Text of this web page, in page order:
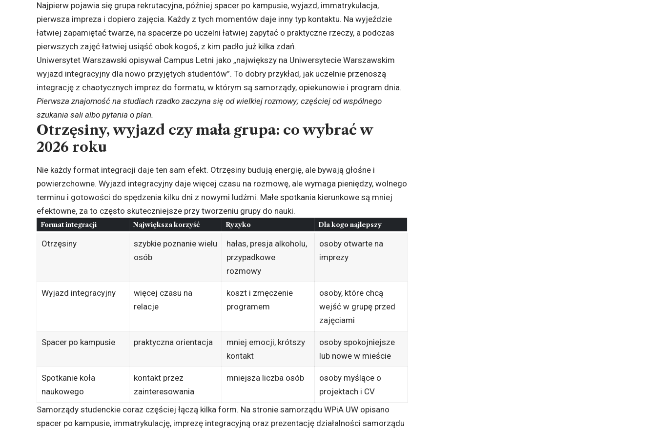
Najpierw pojawia się grupa rekrutacyjna, później spacer po kampusie, wyjazd, immatrykulacja,
pierwsza impreza i dopiero zajęcia. Każdy z tych momentów daje inny typ kontaktu. Na wyjeździe
łatwiej zapamiętać twarze, na spacerze po uczelni łatwiej zapytać o praktyczne rzeczy, a podczas
pierwszych zajęć łatwiej usiąść obok kogoś, z kim padło już kilka zdań.
Uniwersytet Warszawski opisywał Campus Letni jako „największy na Uniwersytecie Warszawskim
wyjazd integracyjny dla nowo przyjętych studentów”. To dobry przykład, jak uczelnie przenoszą
integrację z chaotycznych imprez do formatu, w którym są samorządy, opiekunowie i program dnia.
Pierwsza znajomość na studiach rzadko zaczyna się od wielkiej rozmowy; częściej od wspólnego
szukania sali albo pytania o plan.
Otrzęsiny, wyjazd czy mała grupa: co wybrać w
2026 roku
Nie każdy format integracji daje ten sam efekt. Otrzęsiny budują energię, ale bywają głośne i
powierzchowne. Wyjazd integracyjny daje więcej czasu na rozmowę, ale wymaga pieniędzy, wolnego
terminu i gotowości do spędzenia kilku dni z nowymi ludźmi. Małe spotkania kierunkowe są mniej
efektowne, za to często skuteczniejsze przy tworzeniu grupy do nauki.
Format integracji Największa korzyść Ryzyko Dla kogo najlepszy
Otrzęsiny
szybkie poznanie wielu
osób
hałas, presja alkoholu,
przypadkowe
rozmowy
osoby otwarte na
imprezy
Wyjazd integracyjny
więcej czasu na
relacje
koszt i zmęczenie
programem
osoby, które chcą
wejść w grupę przed
zajęciami
Spacer po kampusie praktyczna orientacja
mniej emocji, krótszy
kontakt
osoby spokojniejsze
lub nowe w mieście
Spotkanie koła
naukowego
kontakt przez
zainteresowania
mniejsza liczba osób
osoby myślące o
projektach i CV
Samorządy studenckie coraz częściej łączą kilka form. Na stronie samorządu WPiA UW opisano
spacer po kampusie, immatrykulację, imprezę integracyjną oraz prezentację działalności samorządu